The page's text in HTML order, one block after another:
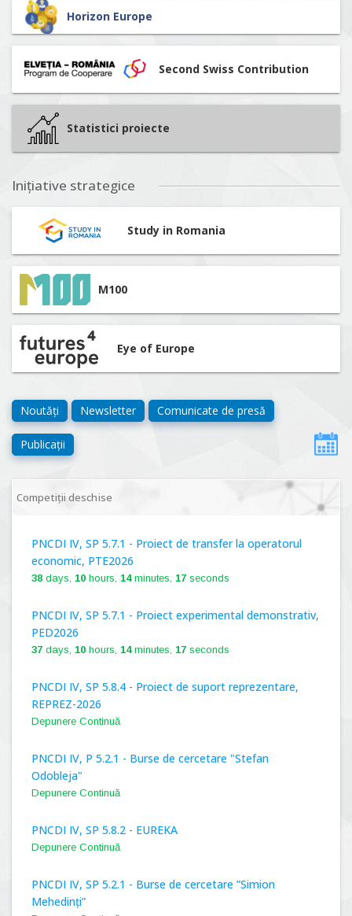
Horizon Europe
Second Swiss Contribution
Statistici proiecte
Inițiative strategice
Study in Romania
M100
Eye of Europe
Noutăți Newsletter Comunicate de presă
Publicații
Competiții deschise
PNCDI IV, SP 5.7.1 - Proiect de transfer la operatorul
economic, PTE2026
38 days, 10 hours, 14minutes, 16 seconds
PNCDI IV, SP 5.7.1 - Proiect experimental demonstrativ,
PED2026
37 days, 10 hours, 14minutes, 16 seconds
PNCDI IV, SP 5.8.4 - Proiect de suport reprezentare,
REPREZ-2026
Depunere Continuă
PNCDI IV, P 5.2.1 - Burse de cercetare "Stefan
Odobleja"
Depunere Continuă
PNCDI IV, SP 5.8.2 - EUREKA
Depunere Continuă
PNCDI IV, SP 5.2.1 - Burse de cercetare ”Simion
Mehedinți”